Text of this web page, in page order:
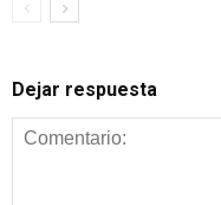
Dejar respuesta